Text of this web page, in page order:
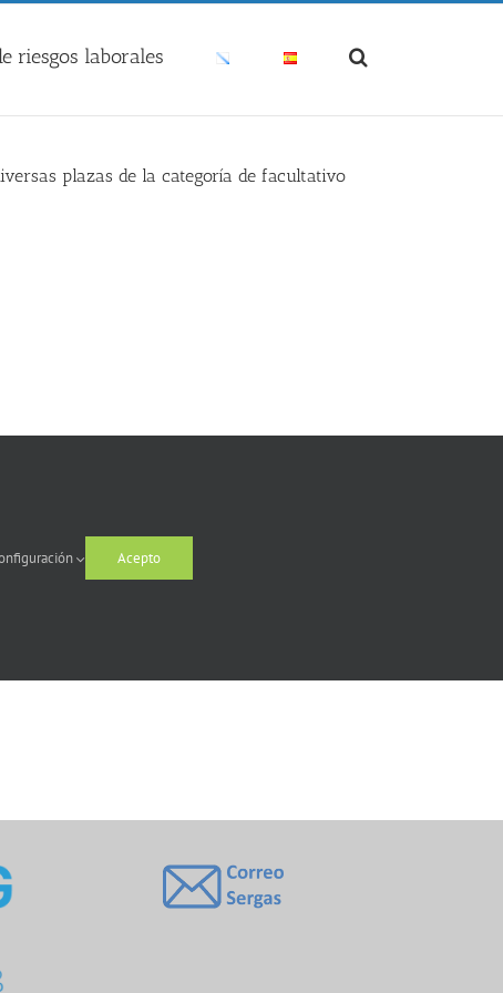
riesgos laborales
plazas de la categoría de facultativo
Acepto